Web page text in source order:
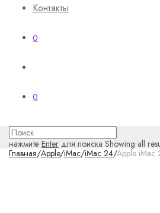
Контакты
0
0
нажмите Enter для поиска Showing all
Главная/Apple/iMac/iMac 24/Apple iMac